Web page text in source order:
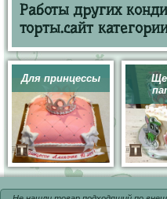
Работы других
торты.сайт
Для принцессы